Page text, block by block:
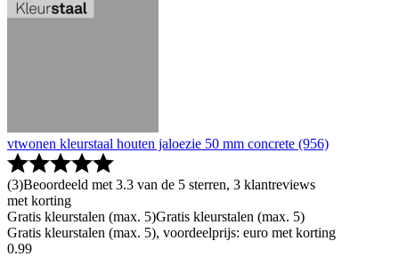
vtwonen kleurstaal houten jaloezie 50 mm concrete (956)
(3)Beoordeeld met 3.3 van de 5 sterren, 3 klantreviews
met korting
Gratis kleurstalen (max. 5)Gratis kleurstalen (max. 5)
Gratis kleurstalen (max. 5), voordeelprijs: euro met korting
0.99